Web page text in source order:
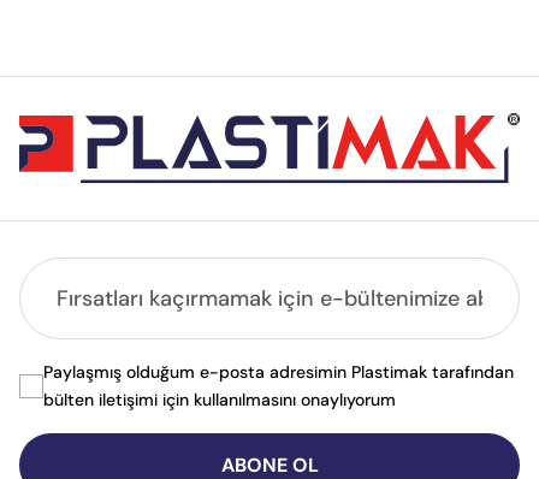
ABONE OL
Paylaşmış olduğum e-posta adresimin Plastimak tarafından
bülten iletişimi için kullanılmasını onaylıyorum